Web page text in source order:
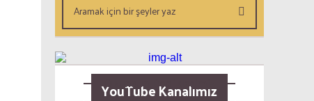
YouTube Kanalımız
Okunsun Dediklerimiz